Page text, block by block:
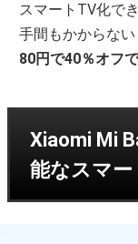
スマートTV化で
手間もかからな
80円で40％オフで
Xiaomi Mi
能なスマ